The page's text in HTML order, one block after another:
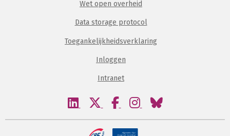
Wet open overheid
Data storage protocol
Toegankelijkheidsverklaring
Inloggen
Intranet
Bezoek
linkedin
Bezoek
twitter
Bezoek
facebook
Bezoek
instagram
Bezoek